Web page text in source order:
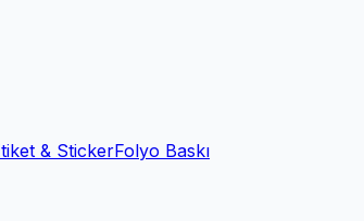
& StickerFolyo Baskı